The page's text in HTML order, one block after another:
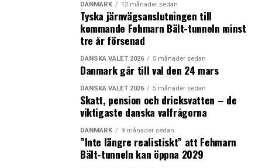
DANMARK 12 månader sedan
Tyska järnvägsanslutningen till
kommande Fehmarn Bält-tunneln minst
tre år försenad
DANSKA VALET 2026 5 månader sedan
Danmark går till val den 24 mars
DANSKA VALET 2026 5 månader sedan
Skatt, pension och dricksvatten – de
viktigaste danska valfrågorna
DANMARK 9 månader sedan
”Inte längre realistiskt” att Fehmarn
Bält-tunneln kan öppna 2029